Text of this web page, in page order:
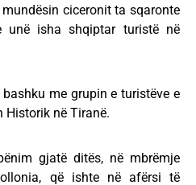
ciceronit ta sqaronte
isha shqiptar turistë në
me grupin e turistëve e
Historik në Tiranë.
gjatë ditës, në mbrëmje
që ishte në afërsi të